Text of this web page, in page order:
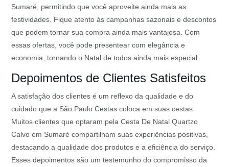
Sumaré, permitindo que você aproveite ainda mais as
festividades. Fique atento às campanhas sazonais e descontos
que podem tornar sua compra ainda mais vantajosa. Com
essas ofertas, você pode presentear com elegância e
economia, tornando o Natal de todos ainda mais especial.
Depoimentos de Clientes Satisfeitos
A satisfação dos clientes é um reflexo da qualidade e do
cuidado que a São Paulo Cestas coloca em suas cestas.
Muitos clientes que optaram pela Cesta De Natal Quartzo
Calvo em Sumaré compartilham suas experiências positivas,
destacando a qualidade dos produtos e a eficiência do serviço.
Esses depoimentos são um testemunho do compromisso da